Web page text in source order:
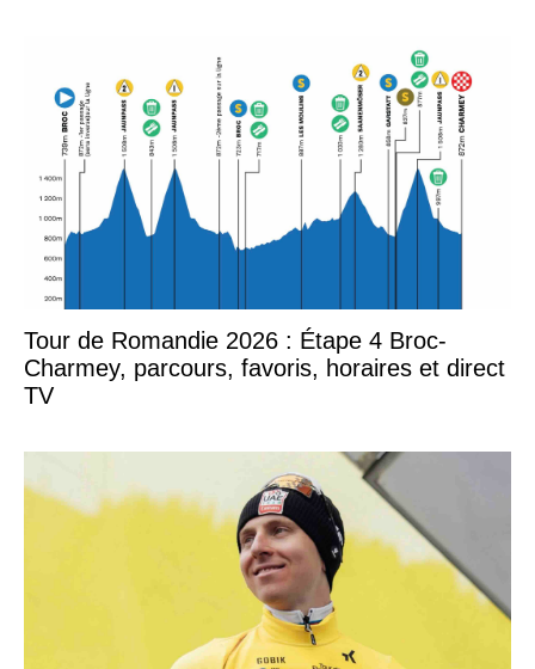
Tour de Romandie 2026 : Étape 4 Broc-
Charmey, parcours, favoris, horaires et direct
TV